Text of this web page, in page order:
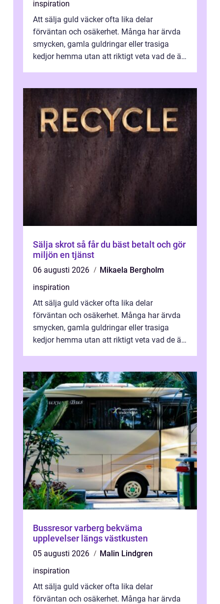
inspiration
Att sälja guld väcker ofta lika delar
förväntan och osäkerhet. Många har ärvda
smycken, gamla guldringar eller trasiga
kedjor hemma utan att riktigt veta vad de är
Sälja skrot så får du bäst betalt och gör
miljön en tjänst
06 augusti 2026
Mikaela Bergholm
inspiration
Att sälja guld väcker ofta lika delar
förväntan och osäkerhet. Många har ärvda
smycken, gamla guldringar eller trasiga
kedjor hemma utan att riktigt veta vad de är
Bussresor varberg bekväma
upplevelser längs västkusten
05 augusti 2026
Malin Lindgren
inspiration
Att sälja guld väcker ofta lika delar
förväntan och osäkerhet. Många har ärvda